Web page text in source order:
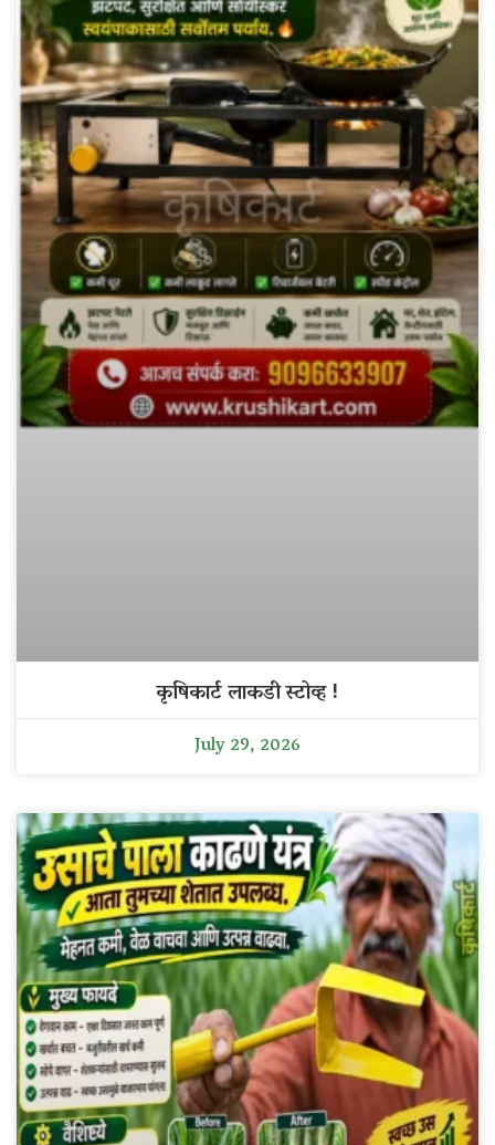
कृषिकार्ट लाकडी स्टोव्ह !
July 29, 2026